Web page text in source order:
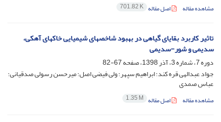
مشاهده مقاله اصل مقاله 701.82 K
تاثیر کاربرد بقایای گیاهی در بهبود شاخصهای شیمیایی خاکهای آهکی،
سدیمی و شور-سدیمی
دوره 7، شماره 3، آذر 1398، صفحه
67-82
جواد عبدالهی قره کند؛ ابراهیم سپهر؛ ولی فیضی اصل؛ میرحسن رسولی صدقیانی؛
عباس صمدی
مشاهده مقاله اصل مقاله 1.35 M